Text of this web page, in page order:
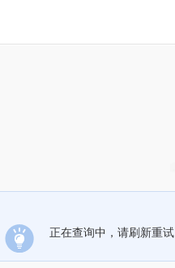
正在查询中，请刷新重试